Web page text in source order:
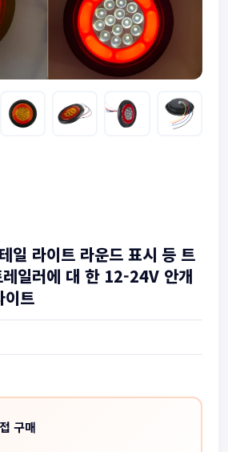
일 라이트 라운드 표시 등 트
일러에 대 한 12-24V 안개
이트
구매